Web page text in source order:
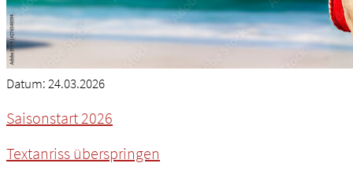
Datum:24.03.2026
Saisonstart 2026
Textanriss überspringen